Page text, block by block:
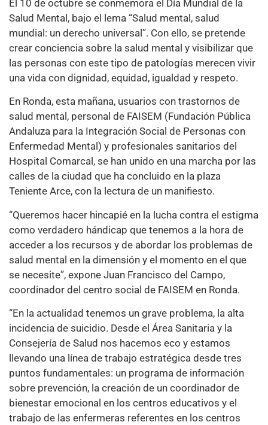
El 10 de octubre se conmemora el Día Mundial de la
Salud Mental, bajo el lema “Salud mental, salud
mundial: un derecho universal”. Con ello, se pretende
crear conciencia sobre la salud mental y visibilizar que
las personas con este tipo de patologías merecen vivir
una vida con dignidad, equidad, igualdad y respeto.
En Ronda, esta mañana, usuarios con trastornos de
salud mental, personal de FAISEM (Fundación Pública
Andaluza para la Integración Social de Personas con
Enfermedad Mental) y profesionales sanitarios del
Hospital Comarcal, se han unido en una marcha por las
calles de la ciudad que ha concluido en la plaza
Teniente Arce, con la lectura de un manifiesto.
“Queremos hacer hincapié en la lucha contra el estigma
como verdadero hándicap que tenemos a la hora de
acceder a los recursos y de abordar los problemas de
salud mental en la dimensión y el momento en el que
se necesite”, expone Juan Francisco del Campo,
coordinador del centro social de FAISEM en Ronda.
“En la actualidad tenemos un grave problema, la alta
incidencia de suicidio. Desde el Área Sanitaria y la
Consejería de Salud nos hacemos eco y estamos
llevando una línea de trabajo estratégica desde tres
puntos fundamentales: un programa de información
sobre prevención, la creación de un coordinador de
bienestar emocional en los centros educativos y el
trabajo de las enfermeras referentes en los centros